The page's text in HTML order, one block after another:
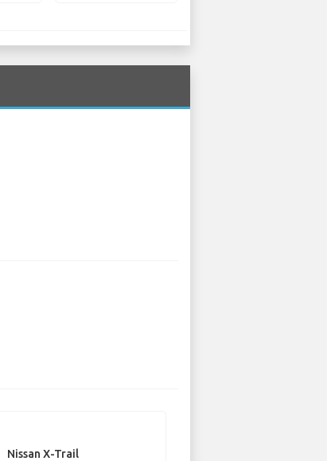
Nissan X-Trail